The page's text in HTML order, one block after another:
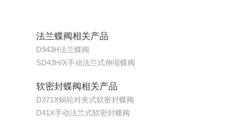
法兰蝶阀相关产品
D943H法兰蝶阀
SD43H/X手动法兰式伸缩蝶阀
软密封蝶阀相关产品
D371X蜗轮对夹式软密封蝶阀
D41X手动法兰式软密封蝶阀